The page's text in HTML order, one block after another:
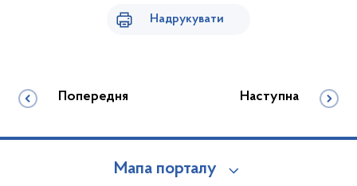
Надрукувати
Попередня Наступна
Мапа порталу